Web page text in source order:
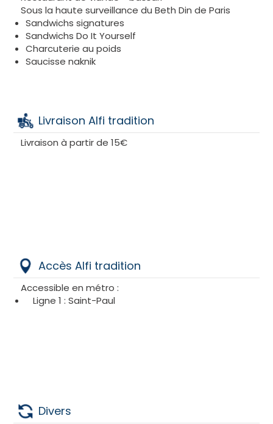
Pour seulement 13,90 €, vous pouvez vous offrir une
pause déjeuner à en faire pâlir vos collègues !
Vous pouvez également choisir parmi les
sandwiches déjà présents tels que le
d’un pain au choix, pickles de veau fumé, cuisse de
Sous la haute surveillance du Beth Din de Paris
Sandwichs signatures
Sandwichs Do It Yourself
Charcuterie au poids
Saucisse naknik
Livraison Alfi tradition
Livraison à partir de 15€
Accès Alfi tradition
Accessible en métro :
Ligne 1 : Saint-Paul
Divers